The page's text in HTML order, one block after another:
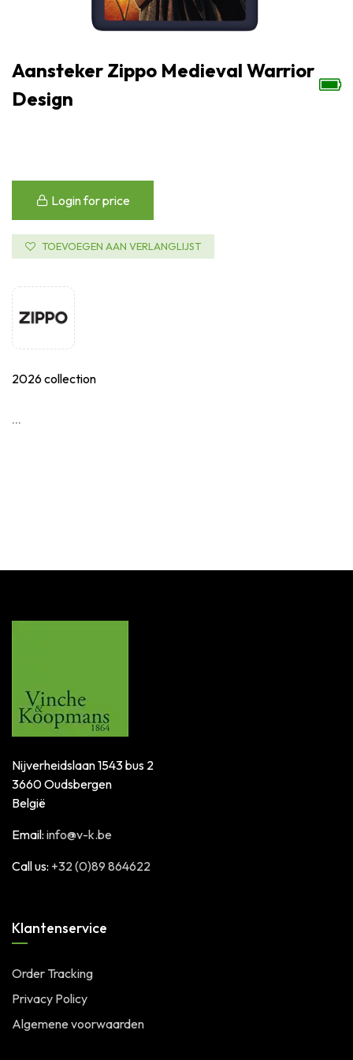
Aansteker Zippo Medieval Warrior
Design
Login for price
TOEVOEGEN AAN VERLANGLIJST
2026 collection
...
Nijverheidslaan 1543 bus 2
3660 Oudsbergen
België
Email: info@v-k.be
Call us: +32 (0)89 864622
Klantenservice
Order Tracking
Privacy Policy
Algemene voorwaarden